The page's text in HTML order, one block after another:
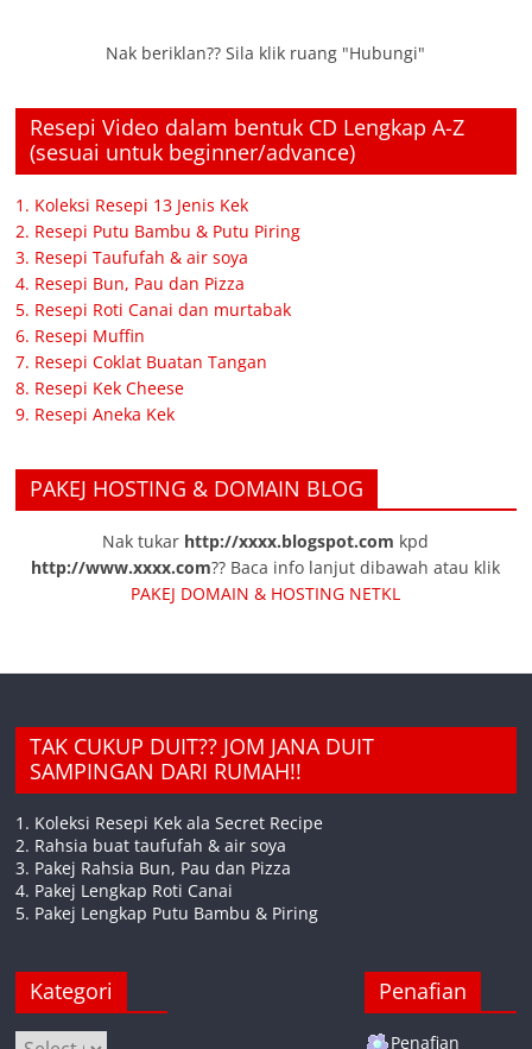
Nak beriklan?? Sila klik ruang "Hubungi"
Resepi Video dalam bentuk CD Lengkap A-Z
(sesuai untuk beginner/advance)
1. Koleksi Resepi 13 Jenis Kek
2. Resepi Putu Bambu & Putu Piring
3. Resepi Taufufah & air soya
4. Resepi Bun, Pau dan Pizza
5. Resepi Roti Canai dan murtabak
6. Resepi Muffin
7. Resepi Coklat Buatan Tangan
8. Resepi Kek Cheese
9. Resepi Aneka Kek
PAKEJ HOSTING & DOMAIN BLOG
Nak tukar http://xxxx.blogspot.com kpd
http://www.xxxx.com?? Baca info lanjut dibawah atau klik
PAKEJ DOMAIN & HOSTING NETKL
TAK CUKUP DUIT?? JOM JANA DUIT
SAMPINGAN DARI RUMAH!!
1. Koleksi Resepi Kek ala Secret Recipe
2. Rahsia buat taufufah & air soya
3. Pakej Rahsia Bun, Pau dan Pizza
4. Pakej Lengkap Roti Canai
5. Pakej Lengkap Putu Bambu & Piring
Kategori
Kategori
Penafian
Penafian